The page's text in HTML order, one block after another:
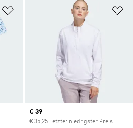
Zur Wunschliste hinzufügen
Current price
€ 39
€ 35,25 Letzter niedrigster Preis